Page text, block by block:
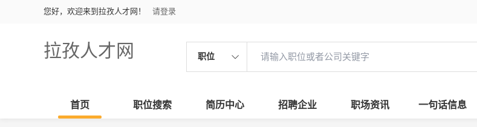
您好，欢迎来到拉孜人才网！ 请登录
拉孜人才网 职位
首页 职位搜索 简历中心 招聘企业 职场资讯 一句话信息